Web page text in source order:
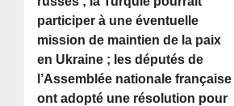
participer à une éventuelle
mission de maintien de la paix
en Ukraine ; les députés de
l’Assemblée nationale française
ont adopté une résolution pour